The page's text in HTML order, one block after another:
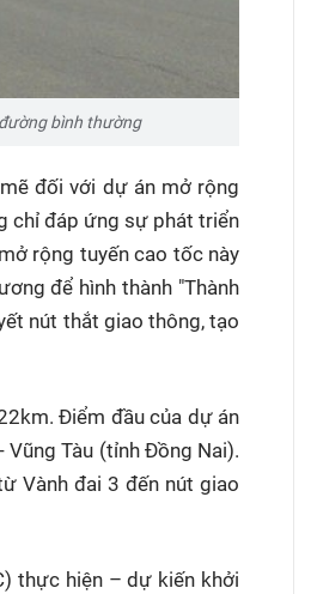
bình thường
đối với dự án mở rộng
chỉ đáp ứng sự phát triển
rộng tuyến cao tốc này
để hình thành "Thành
nút thắt giao thông, tạo
Điểm đầu của dự án
Tàu (tỉnh Đồng Nai).
Vành đai 3 đến nút giao
thực hiện – dự kiến khởi